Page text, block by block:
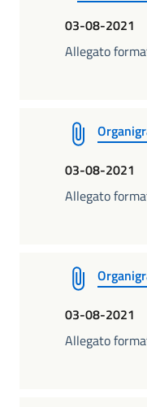
03-08-2021
Allegato
03-08-2021
Allegato
03-08-2021
Allegato